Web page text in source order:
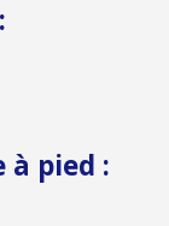
:
à pied :